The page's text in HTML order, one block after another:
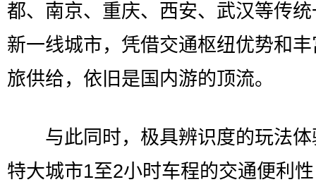
都、南京、重庆、西安、武汉等传
新一线城市，凭借交通枢纽优势和
旅供给，依旧是国内游的顶流。
与此同时，极具辨识度的玩法体
特大城市1至2小时车程的交通便利